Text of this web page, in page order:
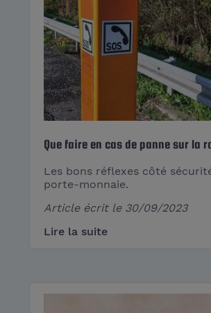
Que faire en cas de panne sur la
Les bons réflexes côté
porte-monnaie.
Article écrit le 30/09/2023
Lire la suite